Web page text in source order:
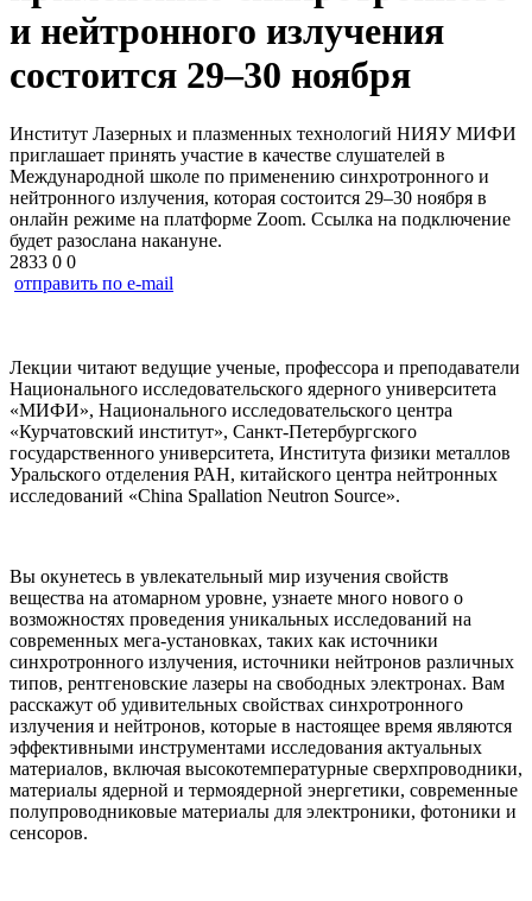
и нейтронного излучения
состоится 29–30 ноября
Институт Лазерных и плазменных технологий НИЯУ МИФИ
приглашает принять участие в качестве слушателей в
Международной школе по применению синхротронного и
нейтронного излучения, которая состоится 29–30 ноября в
онлайн режиме на платформе Zoom. Ссылка на подключение
будет разослана накануне.
2833 0 0
отправить по e-mail
Лекции читают ведущие ученые, профессора и преподаватели
Национального исследовательского ядерного университета
«МИФИ», Национального исследовательского центра
«Курчатовский институт», Санкт-Петербургского
государственного университета, Института физики металлов
Уральского отделения РАН, китайского центра нейтронных
исследований «China Spallation Neutron Source».
Вы окунетесь в увлекательный мир изучения свойств
вещества на атомарном уровне, узнаете много нового о
возможностях проведения уникальных исследований на
современных мега-установках, таких как источники
синхротронного излучения, источники нейтронов различных
типов, рентгеновские лазеры на свободных электронах. Вам
расскажут об удивительных свойствах синхротронного
излучения и нейтронов, которые в настоящее время являются
эффективными инструментами исследования актуальных
материалов, включая высокотемпературные сверхпроводники,
материалы ядерной и термоядерной энергетики, современные
полупроводниковые материалы для электроники, фотоники и
сенсоров.